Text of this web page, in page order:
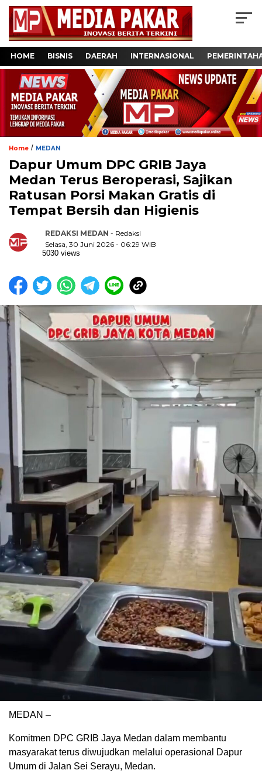
HOME BISNIS DAERAH INTERNASIONAL
Home / MEDAN
Dapur Umum DPC GRIB Jaya
Medan Terus Beroperasi, Sajikan
Ratusan Porsi Makan Gratis di
Tempat Bersih dan Higienis
REDAKSI MEDAN - Redaksi
Selasa, 30 Juni 2026 - 06:29 WIB
5030 views
MEDAN –
Komitmen DPC GRIB Jaya Medan dalam membantu
masyarakat terus diwujudkan melalui operasional Dapur
Umum di Jalan Sei Serayu, Medan.